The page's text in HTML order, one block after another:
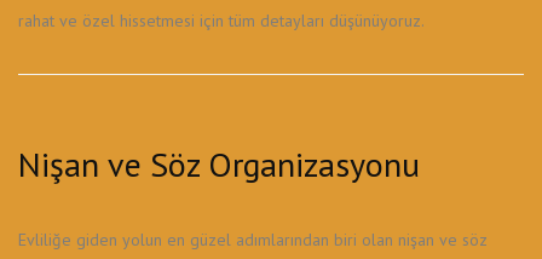
rahat ve özel hissetmesi için tüm detayları düşünüyoruz.
Nişan ve Söz Organizasyonu
Evliliğe giden yolun en güzel adımlarından biri olan nişan ve söz